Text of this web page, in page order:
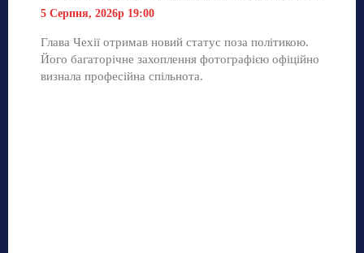
5 Серпня, 2026р 19:00
Глава Чехії отримав новий статус поза політикою.
Його багаторічне захоплення фотографією офіційно
визнала професійна спільнота.